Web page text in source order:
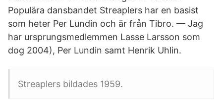
Populära dansbandet Streaplers har en basist
som heter Per Lundin och är från Tibro. — Jag
har ursprungsmedlemmen Lasse Larsson som
dog 2004), Per Lundin samt Henrik Uhlin.
Streaplers bildades 1959.